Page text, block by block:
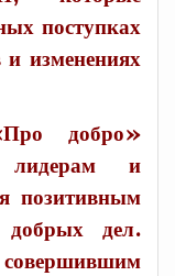
поступках
и изменениях
добро»
лидерам и
позитивным
добрых дел.